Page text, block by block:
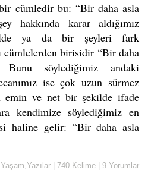
cümledir bu: “Bir daha asla
hakkında karar aldığımız
ya da bir şeyleri fark
birisidir “Bir daha
Bunu söylediğimiz andaki
ise çok uzun sürmez
emin ve net bir şekilde ifade
kendimize söylediğimiz en
haline gelir: “Bir daha asla
Yaşam,Yazılar 740 Kelime 9 Yorumlar